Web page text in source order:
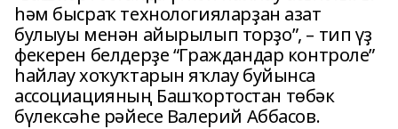
һәм бысраҡ технологияларҙан азат
булыуы менән айырылып торҙо”, – тип үҙ
фекерен белдерҙе “Граждандар контроле”
һайлау хоҡуҡтарын яҡлау буйынса
ассоциацияның Башҡортостан төбәк
бүлексәһе рәйесе Валерий Аббасов.